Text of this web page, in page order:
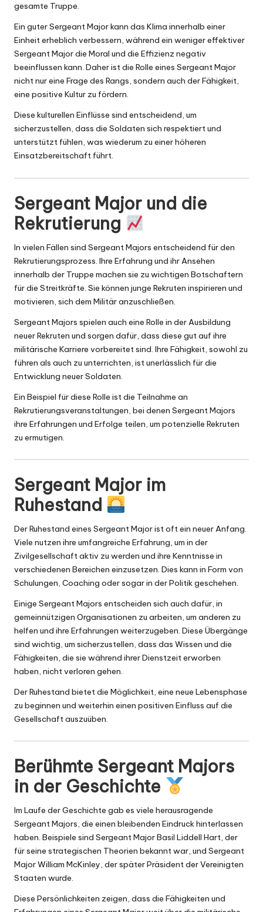
gesamte Truppe.
Ein guter Sergeant Major kann das Klima innerhalb einer
Einheit erheblich verbessern, während ein weniger effektiver
Sergeant Major die Moral und die Effizienz negativ
beeinflussen kann. Daher ist die Rolle eines Sergeant Major
nicht nur eine Frage des Rangs, sondern auch der Fähigkeit,
eine positive Kultur zu fördern.
Diese kulturellen Einflüsse sind entscheidend, um
sicherzustellen, dass die Soldaten sich respektiert und
unterstützt fühlen, was wiederum zu einer höheren
Einsatzbereitschaft führt.
Sergeant Major und die
Rekrutierung
In vielen Fällen sind Sergeant Majors entscheidend für den
Rekrutierungsprozess. Ihre Erfahrung und ihr Ansehen
innerhalb der Truppe machen sie zu wichtigen Botschaftern
für die Streitkräfte. Sie können junge Rekruten inspirieren und
motivieren, sich dem Militär anzuschließen.
Sergeant Majors spielen auch eine Rolle in der Ausbildung
neuer Rekruten und sorgen dafür, dass diese gut auf ihre
militärische Karriere vorbereitet sind. Ihre Fähigkeit, sowohl zu
führen als auch zu unterrichten, ist unerlässlich für die
Entwicklung neuer Soldaten.
Ein Beispiel für diese Rolle ist die Teilnahme an
Rekrutierungsveranstaltungen, bei denen Sergeant Majors
ihre Erfahrungen und Erfolge teilen, um potenzielle Rekruten
zu ermutigen.
Sergeant Major im
Ruhestand
Der Ruhestand eines Sergeant Major ist oft ein neuer Anfang.
Viele nutzen ihre umfangreiche Erfahrung, um in der
Zivilgesellschaft aktiv zu werden und ihre Kenntnisse in
verschiedenen Bereichen einzusetzen. Dies kann in Form von
Schulungen, Coaching oder sogar in der Politik geschehen.
Einige Sergeant Majors entscheiden sich auch dafür, in
gemeinnützigen Organisationen zu arbeiten, um anderen zu
helfen und ihre Erfahrungen weiterzugeben. Diese Übergänge
sind wichtig, um sicherzustellen, dass das Wissen und die
Fähigkeiten, die sie während ihrer Dienstzeit erworben
haben, nicht verloren gehen.
Der Ruhestand bietet die Möglichkeit, eine neue Lebensphase
zu beginnen und weiterhin einen positiven Einfluss auf die
Gesellschaft auszuüben.
Berühmte Sergeant Majors
in der Geschichte
Im Laufe der Geschichte gab es viele herausragende
Sergeant Majors, die einen bleibenden Eindruck hinterlassen
haben. Beispiele sind Sergeant Major Basil Liddell Hart, der
für seine strategischen Theorien bekannt war, und Sergeant
Major William McKinley, der später Präsident der Vereinigten
Staaten wurde.
Diese Persönlichkeiten zeigen, dass die Fähigkeiten und